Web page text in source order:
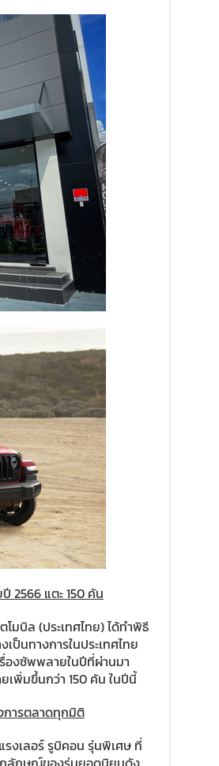
2566 แตะ 150 คัน
มบิล (ประเทศไทย) ได้ทำพิธี
ป็นทางการในประเทศไทย
องซัพพลายในปีที่ผ่านมา
เพิ่มขึ้นกว่า 150 คัน ในปีนี้
การตลาดทุกมิติ
งเลอร์ รูบิคอน รุ่นพิเศษ ที่